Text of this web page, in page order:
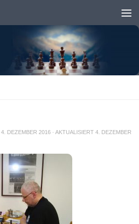
4. DEZEMBER 2016 · AKTUALISIERT 4. DEZEMBER